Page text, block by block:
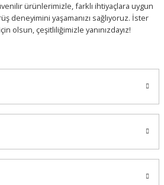
ürünlerimizle, farklı ihtiyaçlara uygun
deneyimini yaşamanızı sağlıyoruz. İster
olsun, çeşitliliğimizle yanınızdayız!